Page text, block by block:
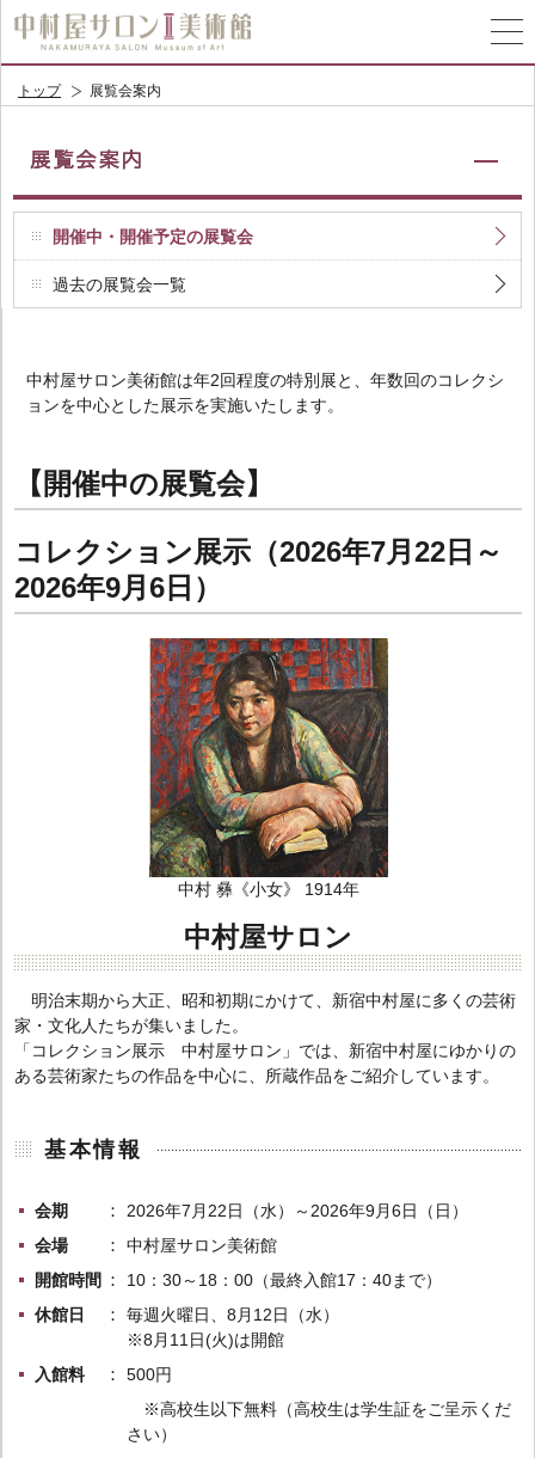
トップ 展覧会案内
中村屋サロン美術館は年2回程度の特別展と、年数回のコレクシ
ョンを中心とした展示を実施いたします。
【開催中の展覧会】
コレクション展示（2026年7月22日～
2026年9月6日）
中村 彝《小女》 1914年
中村屋サロン
明治末期から大正、昭和初期にかけて、新宿中村屋に多くの芸術
家・文化人たちが集いました。
「コレクション展示 中村屋サロン」では、新宿中村屋にゆかりの
ある芸術家たちの作品を中心に、所蔵作品をご紹介しています。
基本情報
会期
2026年7月22日（水）～2026年9月6日（日）
会場
中村屋サロン美術館
開館時間
10：30～18：00（最終入館17：40まで）
休館日
毎週火曜日、8月12日（水）
※8月11日(火)は開館
入館料
500円
※高校生以下無料（高校生は学生証をご呈示くだ
さい）
開催中・開催予定の展覧会
過去の展覧会一覧